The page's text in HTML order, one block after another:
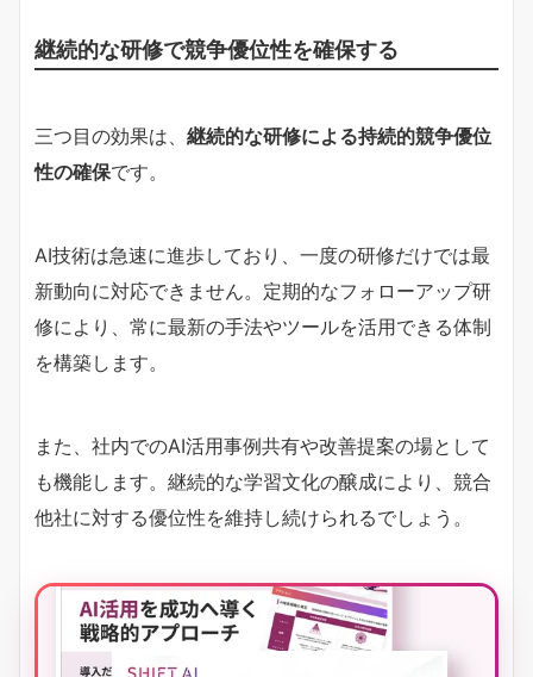
継続的な研修で競争優位性を確保する
三つ目の効果は、 継続的な研修による持続的競争優位
性の確保です。
AI技術は急速に進歩しており、一度の研修だけでは最
新動向に対応できません。定期的なフォローアップ研
修により、常に最新の手法やツールを活用できる体制
を構築します。
また、社内でのAI活用事例共有や改善提案の場として
も機能します。継続的な学習文化の醸成により、競合
他社に対する優位性を維持し続けられるでしょう。